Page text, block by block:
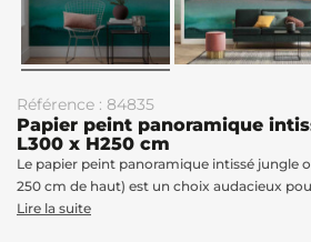
Référence : 84835
Papier peint panoramique
L300 x H250 cm
Le papier peint panoramique intissé jungle
250 cm de haut) est un choix audacieux
Lire la suite